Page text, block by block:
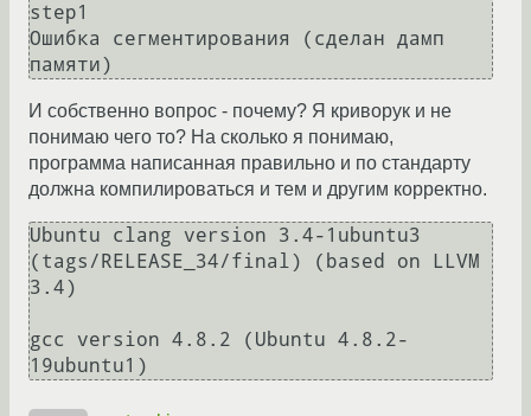
step1
Ошибка сегментирования (сделан дамп
И собственно вопрос - почему? Я криворук и не
понимаю чего то? На сколько я понимаю,
программа написанная правильно и по стандарту
должна компилироваться и тем и другим корректно.
Ubuntu clang version 3.4-1ubuntu3
(tags/RELEASE_34/final) (based on LLVM
3.4)
gcc version 4.8.2 (Ubuntu 4.8.2-